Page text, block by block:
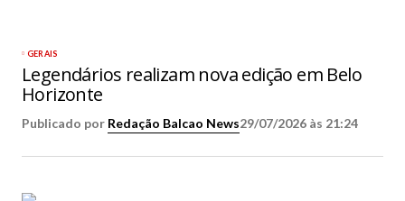
GERAIS
Legendários realizam nova edição em Belo
Horizonte
Publicado por Redação Balcao News29/07/2026 às 21:24